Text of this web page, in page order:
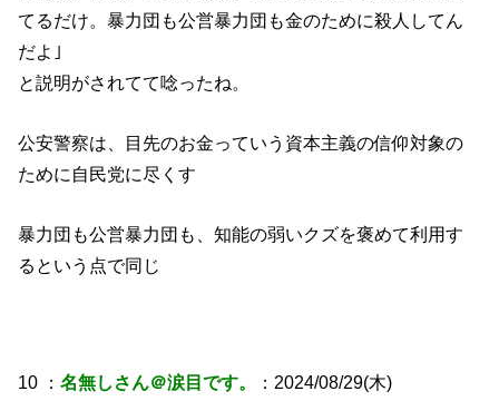
てるだけ。暴力団も公営暴力団も金のために殺人してん
だよ｣
と説明がされてて唸ったね。
公安警察は、目先のお金っていう資本主義の信仰対象の
ために自民党に尽くす
暴力団も公営暴力団も、知能の弱いクズを褒めて利用す
るという点で同じ
10 ：名無しさん＠涙目です。
：2024/08/29(木)